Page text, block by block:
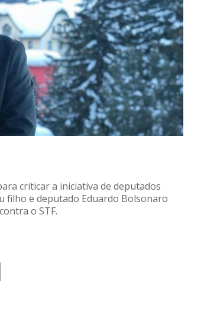
criticar a iniciativa de deputados
filho e deputado Eduardo Bolsonaro
o STF.